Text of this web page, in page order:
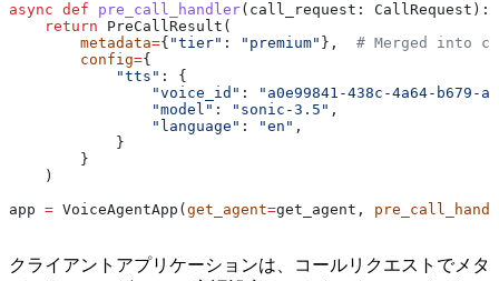
async def pre_call_handler( call_request : CallRequest):
    return
PreCallResult(
        metadata
={ "tier" : "premium" }, # Merged into
        config
={
            "tts"
: {
                "voice_id"
:
"a0e99841-438c-4a64-b679-
                "model"
: "sonic-3.5" ,
                "language"
: "en" ,
            }
        }
    )
app = VoiceAgentApp( get_agent=get_agent,
クライアントアプリケーションは、コールリクエストでメタ